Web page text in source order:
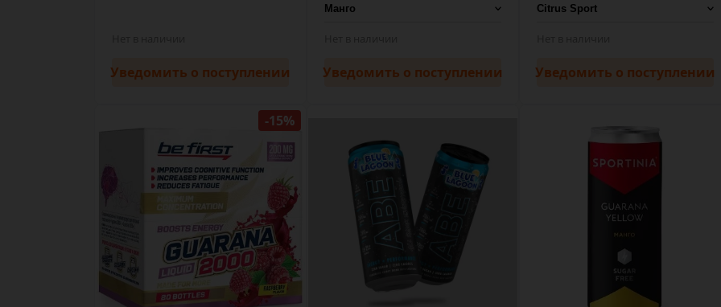
Уведомить о поступлении Уведомить о поступлении Уведомить о поступлении
-15%